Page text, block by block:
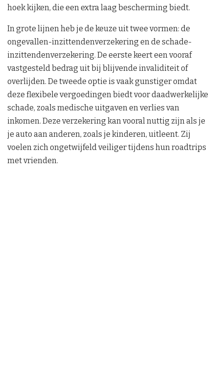
hoek kijken, die een extra laag bescherming biedt.
In grote lijnen heb je de keuze uit twee vormen: de
ongevallen-inzittendenverzekering en de schade-
inzittendenverzekering. De eerste keert een vooraf
vastgesteld bedrag uit bij blijvende invaliditeit of
overlijden. De tweede optie is vaak gunstiger omdat
deze flexibele vergoedingen biedt voor daadwerkelijke
schade, zoals medische uitgaven en verlies van
inkomen. Deze verzekering kan vooral nuttig zijn als je
je auto aan anderen, zoals je kinderen, uitleent. Zij
voelen zich ongetwijfeld veiliger tijdens hun roadtrips
met vrienden.